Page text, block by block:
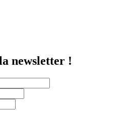
newsletter !